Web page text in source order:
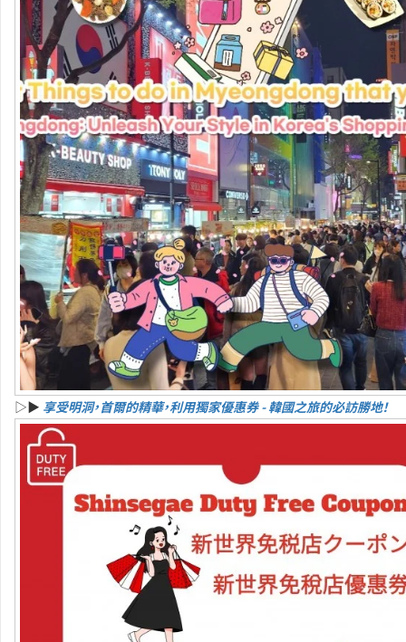
▷▶ 享受明洞，首爾的精華，利用獨家優惠券 - 韓國之旅的必訪勝地！